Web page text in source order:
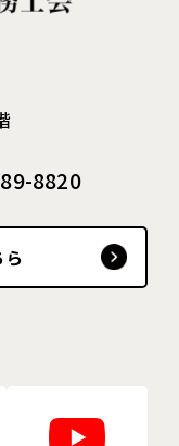
8820
ら